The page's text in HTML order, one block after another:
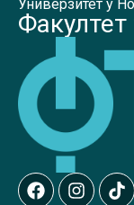
Универзитет у
Факултет